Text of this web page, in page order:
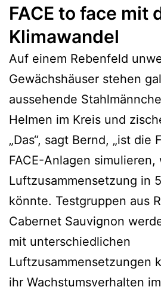
FACE to face mit
Klimawandel
Auf einem Rebenfeld
Gewächshäuser stehen
aussehende
Helmen im Kreis und
„Das“, sagt Bernd, „ist die
FACE-Anlagen simulieren,
Luftzusammensetzung in
könnte. Testgruppen aus
Cabernet Sauvignon
mit unterschiedlichen
Luftzusammensetzungen
ihr Wachstumsverhalten